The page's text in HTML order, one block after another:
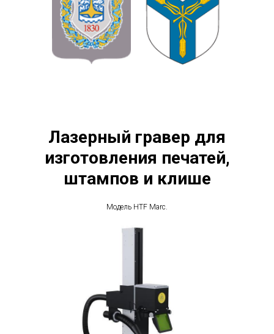
Лазерный гравер для
изготовления печатей,
штампов и клише
Модель HTF Marc.